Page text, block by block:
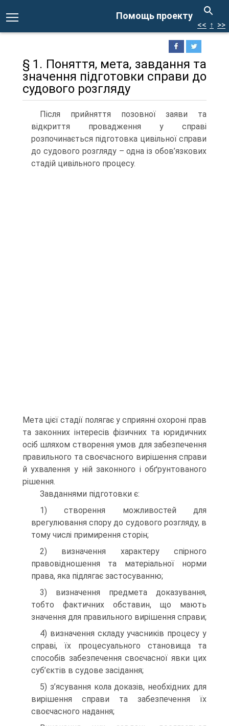
Помощь проекту
<< ↑ >>
§ 1. Поняття, мета, завдання та
значення підготовки справи до
судового розгляду
Після прийняття позовної заяви та
відкриття провадження у справі
розпочинається підготовка цивільної справи
до судового розгляду – одна із обов’язкових
стадій цивільного процесу.
Мета цієї стадії полягає у сприянні охороні прав
та законних інтересів фізичних та юридичних
осіб шляхом створення умов для забезпечення
правильного та своєчасного вирішення справи
й ухвалення у ній законного і обґрунтованого
рішення.
Завданнями підготовки є:
1) створення можливостей для
врегулювання спору до судового розгляду, в
тому числі примирення сторін;
2) визначення характеру спірного
правовідношення та матеріальної норми
права, яка підлягає застосуванню;
3) визначення предмета доказування,
тобто фактичних обставин, що мають
значення для правильного вирішення справи;
4) визначення складу учасників процесу у
справі, їх процесуального становища та
способів забезпечення своєчасної явки цих
суб’єктів в судове засідання;
5) з’ясування кола доказів, необхідних для
вирішення справи та забезпечення їх
своєчасного надання;